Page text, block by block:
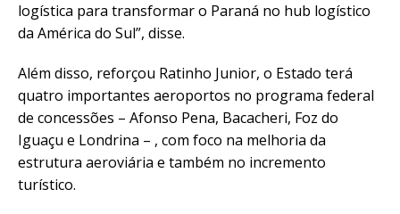
logística para transformar o Paraná no hub logístico
da América do Sul”, disse.
Além disso, reforçou Ratinho Junior, o Estado terá
quatro importantes aeroportos no programa federal
de concessões – Afonso Pena, Bacacheri, Foz do
Iguaçu e Londrina – , com foco na melhoria da
estrutura aeroviária e também no incremento
turístico.